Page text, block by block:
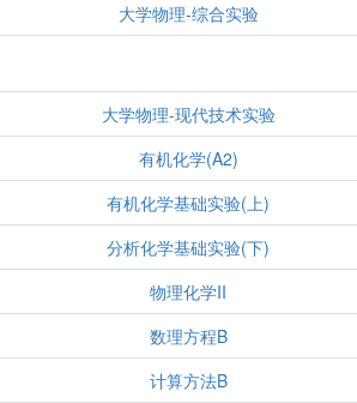
大学物理-综合实验
大学物理-现代技术实验
有机化学(A2)
有机化学基础实验(上)
分析化学基础实验(下)
物理化学II
数理方程B
计算方法B